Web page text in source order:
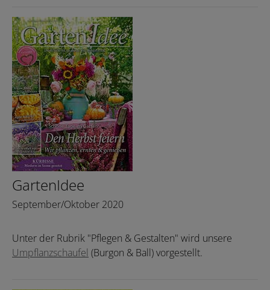
GartenIdee
September/Oktober 2020
Unter der Rubrik "Pflegen & Gestalten" wird unsere
Umpflanzschaufel (Burgon & Ball) vorgestellt.